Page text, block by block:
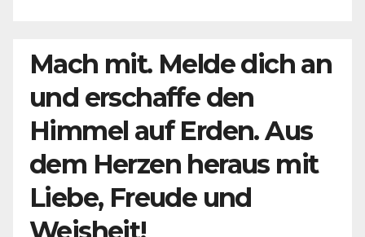
Mach mit. Melde dich an
und erschaffe den
Himmel auf Erden. Aus
dem Herzen heraus mit
Liebe, Freude und
Weisheit!